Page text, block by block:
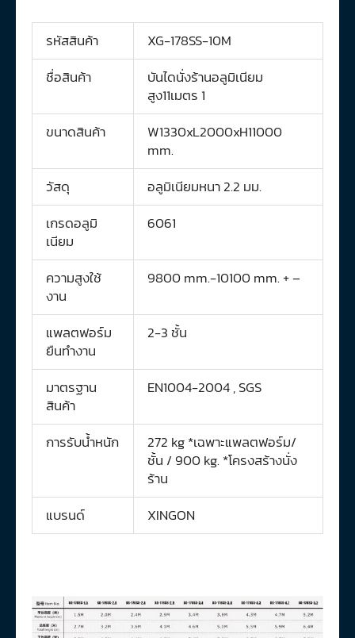
รหัสสินค้า
XG-178SS-10M
ชื่อสินค้า
บันไดนั่งร้านอลูมิเนียม
สูง11เมตร 1
ขนาดสินค้า
W1330xL2000xH11000
mm.
วัสดุ
อลูมิเนียมหนา 2.2 มม.
เกรดอลูมิ
เนียม
6061
ความสูงใช้
งาน
9800 mm.-10100 mm. + –
แพลตฟอร์ม
ยืนทำงาน
2-3 ชั้น
มาตรฐาน
สินค้า
EN1004-2004 , SGS
การรับน้ำหนัก
272 kg *เฉพาะแพลตฟอร์ม/
ชั้น / 900 kg. *โครงสร้างนั่ง
ร้าน
แบรนด์
XINGON